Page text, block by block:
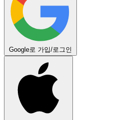
Google로 가입/로그인